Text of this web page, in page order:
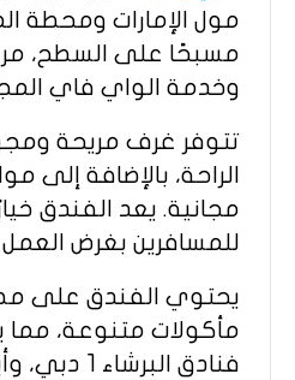
مول الإمارات ومحطة
مسبحًا على السطح،
وخدمة الواي فاي
تتوفر غرف مريحة
الراحة، بالإضافة إلى
مجانية. يعد الفندق
للمسافرين بغرض العمل
يحتوي الفندق على
مأكولات متنوعة،
فنادق